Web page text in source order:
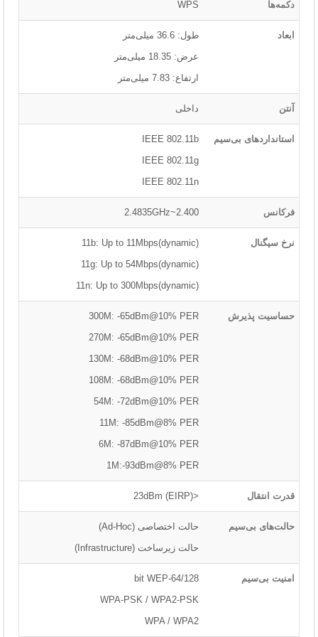
دکمه‌ها WPS
ابعاد
طول: 36.6 میلی‌متر
عرض: 18.35 میلی‌متر
ارتفاع: 7.83 میلی‌متر
آنتن داخلی
استانداردهای بی‌سیم
IEEE 802.11b
IEEE 802.11g
IEEE 802.11n
فرکانس 2.400~2.4835GHz
نرخ سیگنال
11b: Up to 11Mbps(dynamic)
11g: Up to 54Mbps(dynamic)
11n: Up to 300Mbps(dynamic)
حساسیت پذیرش
300M: -65dBm@10% PER
270M: -65dBm@10% PER
130M: -68dBm@10% PER
108M: -68dBm@10% PER
54M: -72dBm@10% PER
11M: -85dBm@8% PER
6M: -87dBm@10% PER
1M:-93dBm@8% PER
قدرت انتقال <23dBm (EIRP)
حالت‌های بی‌سیم
حالت اختصاصی (Ad-Hoc)
حالت زیرساخت (Infrastructure)
امنیت بی‌سیم
64/128-bit WEP
WPA-PSK / WPA2-PSK
WPA / WPA2